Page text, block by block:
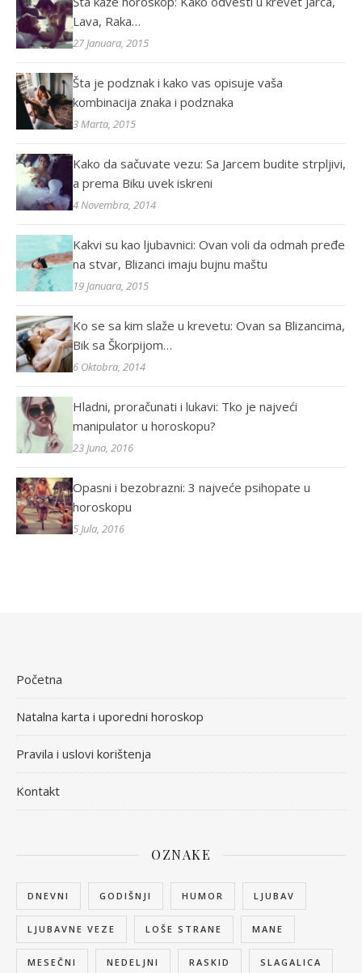
Lava, Raka…
27 Januara, 2015
Šta je podznak i kako vas opisuje vaša
kombinacija znaka i podznaka
3 Marta, 2015
Kako da sačuvate vezu: Sa Jarcem budite strpljivi,
a prema Biku uvek iskreni
4 Novembra, 2014
Kakvi su kao ljubavnici: Ovan voli da odmah pređe
na stvar, Blizanci imaju bujnu maštu
19 Januara, 2015
Ko se sa kim slaže u krevetu: Ovan sa Blizancima,
Bik sa Škorpijom…
6 Oktobra, 2014
Hladni, proračunati i lukavi: Tko je najveći
manipulator u horoskopu?
23 Juna, 2016
Opasni i bezobrazni: 3 najveće psihopate u
horoskopu
5 Jula, 2016
Početna
Natalna karta i uporedni horoskop
Pravila i uslovi korištenja
Kontakt
OZNAKE
DNEVNI GODIŠNJI HUMOR LJUBAV
LJUBAVNE VEZE LOŠE STRANE MANE
MESEČNI NEDELJNI RASKID SLAGALICA